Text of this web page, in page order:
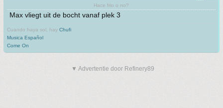
Hace frio o no?
Max vliegt uit de bocht vanaf plek 3
Cuando haya sol, hay Chufi
Musica Español
Come On
▼ Advertentie door Refinery89